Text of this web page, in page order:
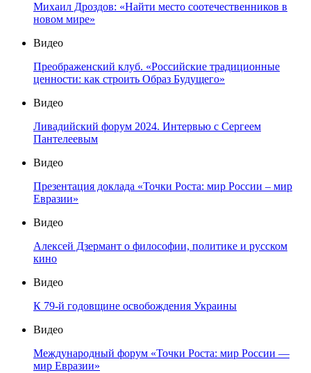
Михаил Дроздов: «Найти место соотечественников в
новом мире»
Видео
Преображенский клуб. «Российские традиционные
ценности: как строить Образ Будущего»
Видео
Ливадийский форум 2024. Интервью с Сергеем
Пантелеевым
Видео
Презентация доклада «Точки Роста: мир России – мир
Евразии»
Видео
Алексей Дзермант о философии, политике и русском
кино
Видео
К 79-й годовщине освобождения Украины
Видео
Международный форум «Точки Роста: мир России —
мир Евразии»